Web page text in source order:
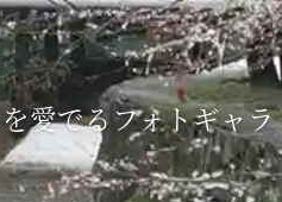
愛でるフォトギャ